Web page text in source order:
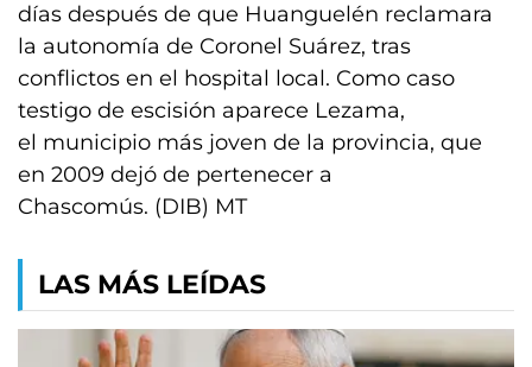
días después de que Huanguelén reclamara
la autonomía de Coronel Suárez, tras
conflictos en el hospital local. Como caso
testigo de escisión aparece Lezama,
el municipio más joven de la provincia, que
en 2009 dejó de pertenecer a
Chascomús. (DIB) MT
LAS MÁS LEÍDAS